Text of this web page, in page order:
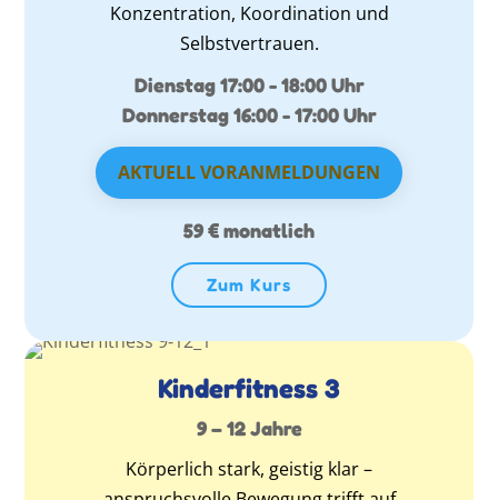
Konzentration, Koordination und
Selbstvertrauen.
Dienstag 17:00 - 18:00 Uhr
Donnerstag 16:00 - 17:00 Uhr
AKTUELL VORANMELDUNGEN
59 € monatlich
Zum Kurs
Kinderfitness 3
9 – 12 Jahre
Körperlich stark, geistig klar –